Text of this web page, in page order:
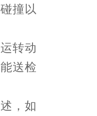
撞以
转动
送检
，如